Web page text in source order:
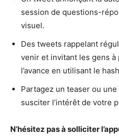
session de questions-
visuel.
Des tweets rappelant
venir et invitant les gens
l’avance en utilisant le
Partagez un teaser ou
susciter l’intérêt de votre
N’hésitez pas à solliciter